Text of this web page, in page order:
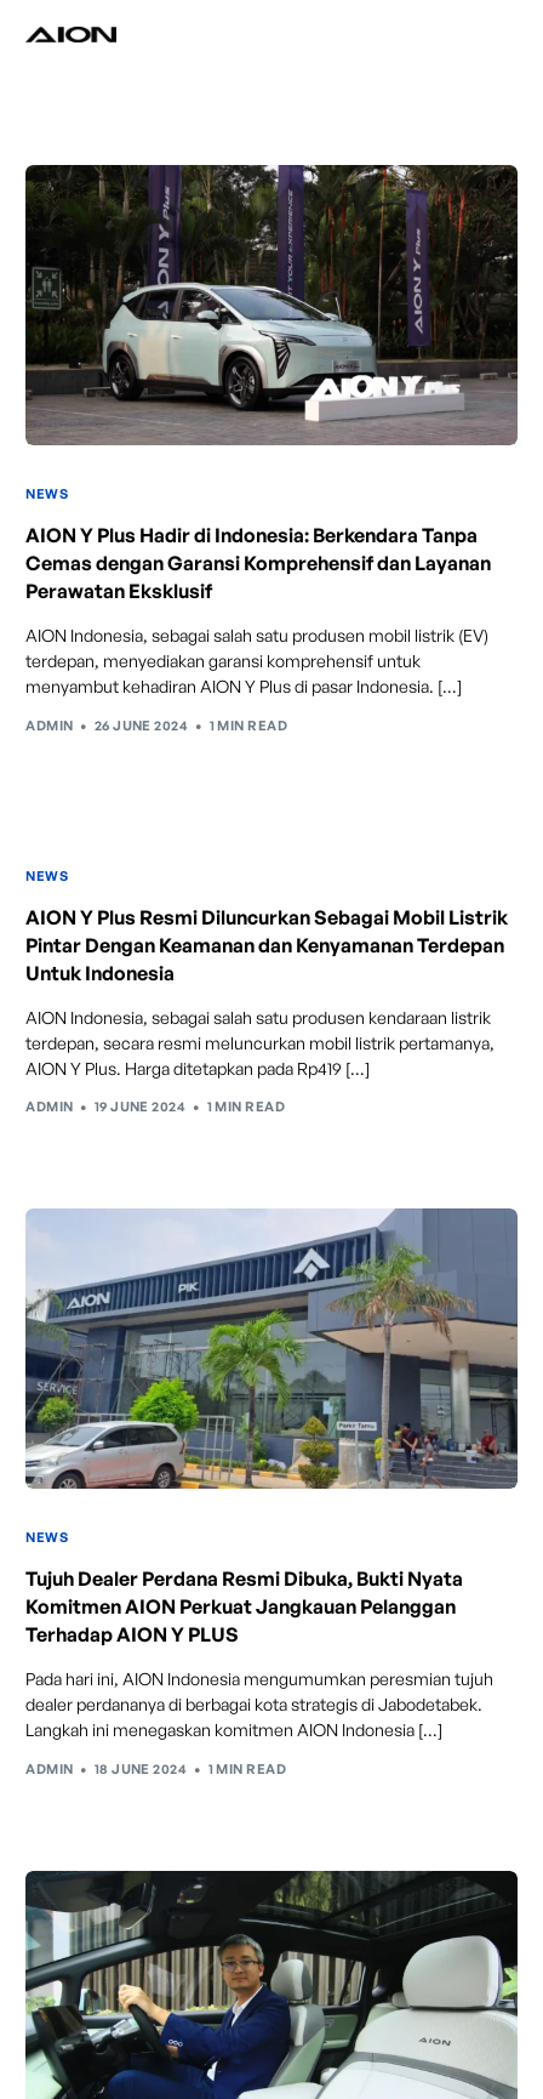
NEWS
AION Y Plus Hadir di Indonesia: Berkendara Tanpa
Cemas dengan Garansi Komprehensif dan Layanan
Perawatan Eksklusif
AION Indonesia, sebagai salah satu produsen mobil listrik (EV)
terdepan, menyediakan garansi komprehensif untuk
menyambut kehadiran AION Y Plus di pasar Indonesia. […]
ADMIN 26 JUNE 2024 1 MIN READ
NEWS
AION Y Plus Resmi Diluncurkan Sebagai Mobil Listrik
Pintar Dengan Keamanan dan Kenyamanan Terdepan
Untuk Indonesia
AION Indonesia, sebagai salah satu produsen kendaraan listrik
terdepan, secara resmi meluncurkan mobil listrik pertamanya,
AION Y Plus. Harga ditetapkan pada Rp419 […]
ADMIN 19 JUNE 2024 1 MIN READ
NEWS
Tujuh Dealer Perdana Resmi Dibuka, Bukti Nyata
Komitmen AION Perkuat Jangkauan Pelanggan
Terhadap AION Y PLUS
Pada hari ini, AION Indonesia mengumumkan peresmian tujuh
dealer perdananya di berbagai kota strategis di Jabodetabek.
Langkah ini menegaskan komitmen AION Indonesia […]
ADMIN 18 JUNE 2024 1 MIN READ
Find a Dealer
Download Brochure
Test Drive
Maintenance & Warranty
AION’s Intelligent Mobility
Adaptive Cruise Control with Stop and
Go
Fitur ini memungkinkan mobil secara otomatis
mengontrol laju saat berkendara dan menjaga jarak
aman dengan kendaraan di depannya pada kecepatan 0
– 130 km/jam.
Traffic Jam Assist
Pada kecepatan rendah, mobil secara otomatis
jarak aman dengan kendaraan di depannya.
Intelligent Cruise Assist
tikungan tajam dan meningkatkan kecepatannya
kembali setelahnya. Beroperasi secara bersamaan
dengan fitur ACC (Adaptive Cruise Control) dan S&G
melewati tikungan.
layar peringatan yang didukung teknologi sistem
pengeraman otomatis apabila terdeteksi potensi
tabrakan.